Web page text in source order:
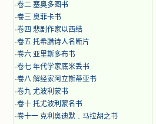
·卷二 塞奥多图书
·卷三 奥菲卡书
·卷四 悲剧作家以西结
·卷五 托希腊诗人名断片
·卷六 亚里斯多布书
·卷七 年代学家底米丢书
·卷八 解经家阿立斯蒂亚书
·卷九 尤波利蒙书
·卷十 托尤波利蒙名书
·卷十一 克利奥迪默﹒马拉胡之书